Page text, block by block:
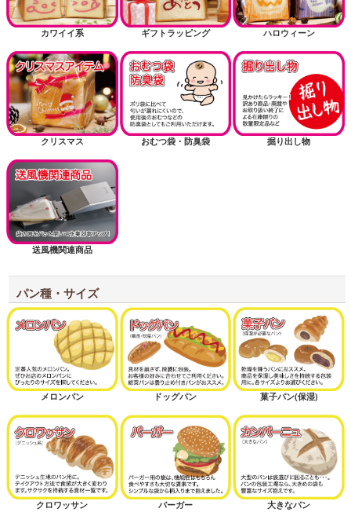
カワイイ系 ギフトラッピング ハロウィーン
クリスマス おむつ袋・防臭袋 掘り出し物
送風機関連商品
パン種・サイズ
メロンパン ドッグパン 菓子パン(保湿)
クロワッサン バーガー 大きなパン